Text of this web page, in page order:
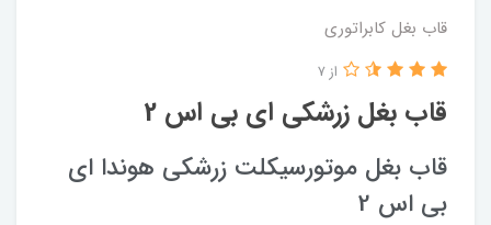
قاب بغل کابراتوری
قاب بغل زرشکی ای بی اس 2
از 7
قاب بغل موتورسیکلت زرشکی هوندا ای
بی اس 2